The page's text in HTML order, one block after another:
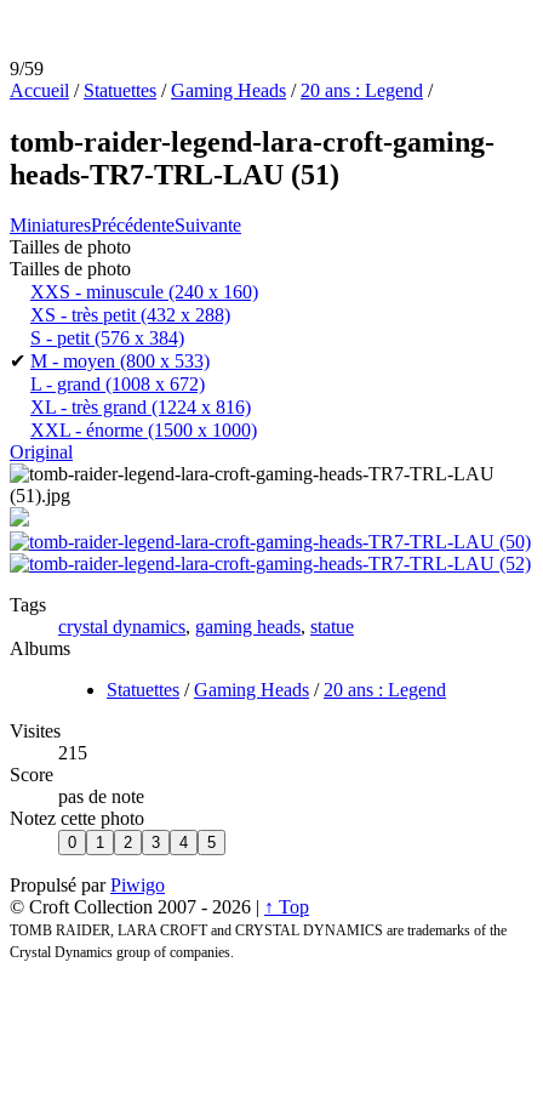
9/59
Accueil / Statuettes /Gaming Heads / 20 ans : Legend /
tomb-raider-legend-lara-croft-gaming-
heads-TR7-TRL-LAU (51)
MiniaturesPrécédenteSuivante
Tailles de photo
Tailles de photo
XXS - minuscule (240 x 160)
XS - très petit(432 x 288)
S - petit(576 x 384)
✔ M - moyen (800 x 533)
L - grand (1008 x 672)
XL - très grand (1224 x 816)
XXL - énorme (1500 x 1000)
Original
Tags
crystal dynamics, gaming heads, statue
Albums
Statuettes /Gaming Heads /20 ans : Legend
Visites
215
Score
pas de note
Notez cette photo
Propulsé parPiwigo
© Croft Collection 2007 - 2026 | ↑ Top
TOMB RAIDER, LARA CROFT and CRYSTAL DYNAMICS are trademarks of the
Crystal Dynamics group of companies.